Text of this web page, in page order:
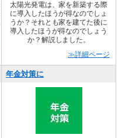
太陽光発電は、家を新築する際
に導入したほうが得なのでしょ
うか？それとも家を建てた後に
導入したほうが得なのでしょう
か？解説しました。
≫詳細ページ
年金対策に